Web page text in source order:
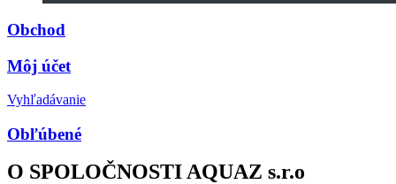
Obchod
Môj účet
Vyhľadávanie
Obľúbené
O SPOLOČNOSTI AQUAZ s.r.o